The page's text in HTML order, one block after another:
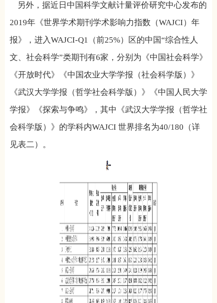
另外，据近日中国科学文献计量评价研究中心发布的
2019年《世界学术期刊学术影响力指数（WAJCI）年
报》，进入WAJCI-Q1 （前25%）区的中国“综合性人
文、社会科学”类期刊有6家，分别为《中国社会科学》
《开放时代》《中国农业大学学报（社会科学版）》
《武汉大学学报（哲学社会科学版）》《中国人民大学
学报》《探索与争鸣》，其中《武汉大学学报（哲学社
会科学版）》的学科内WAJCI 世界排名为40/180 （详
见表二）。